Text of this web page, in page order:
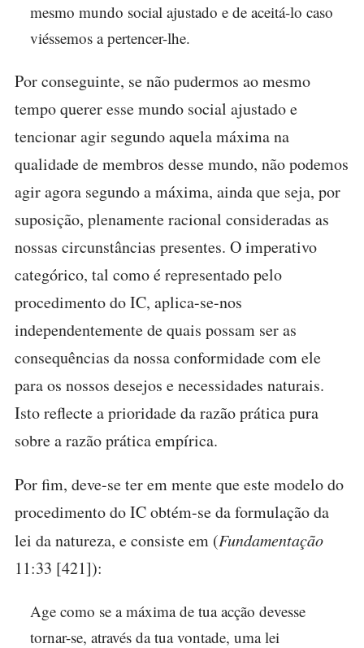
mesmo mundo social ajustado e de aceitá-lo caso
viéssemos a pertencer-lhe.
Por conseguinte, se não pudermos ao mesmo
tempo querer esse mundo social ajustado e
tencionar agir segundo aquela máxima na
qualidade de membros desse mundo, não podemos
agir agora segundo a máxima, ainda que seja, por
suposição, plenamente racional consideradas as
nossas circunstâncias presentes. O imperativo
categórico, tal como é representado pelo
procedimento do IC, aplica-se-nos
independentemente de quais possam ser as
consequências da nossa conformidade com ele
para os nossos desejos e necessidades naturais.
Isto reflecte a prioridade da razão prática pura
sobre a razão prática empírica.
Por fim, deve-se ter em mente que este modelo do
procedimento do IC obtém-se da formulação da
lei da natureza, e consiste em (Fundamentação
11:33 [421]):
Age como se a máxima de tua acção devesse
tornar-se, através da tua vontade, uma lei